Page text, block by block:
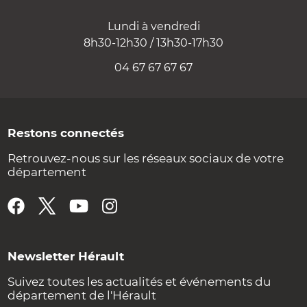
Lundi à vendredi
8h30-12h30 / 13h30-17h30
04 67 67 67 67
Restons connectés
Retrouvez-nous sur les réseaux sociaux de votre
département
Newsletter Hérault
Suivez toutes les actualités et événements du
département de l'Hérault